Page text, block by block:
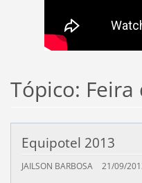
Tópico:
Equipotel 2013
JAILSON BARBOSA 21/09/